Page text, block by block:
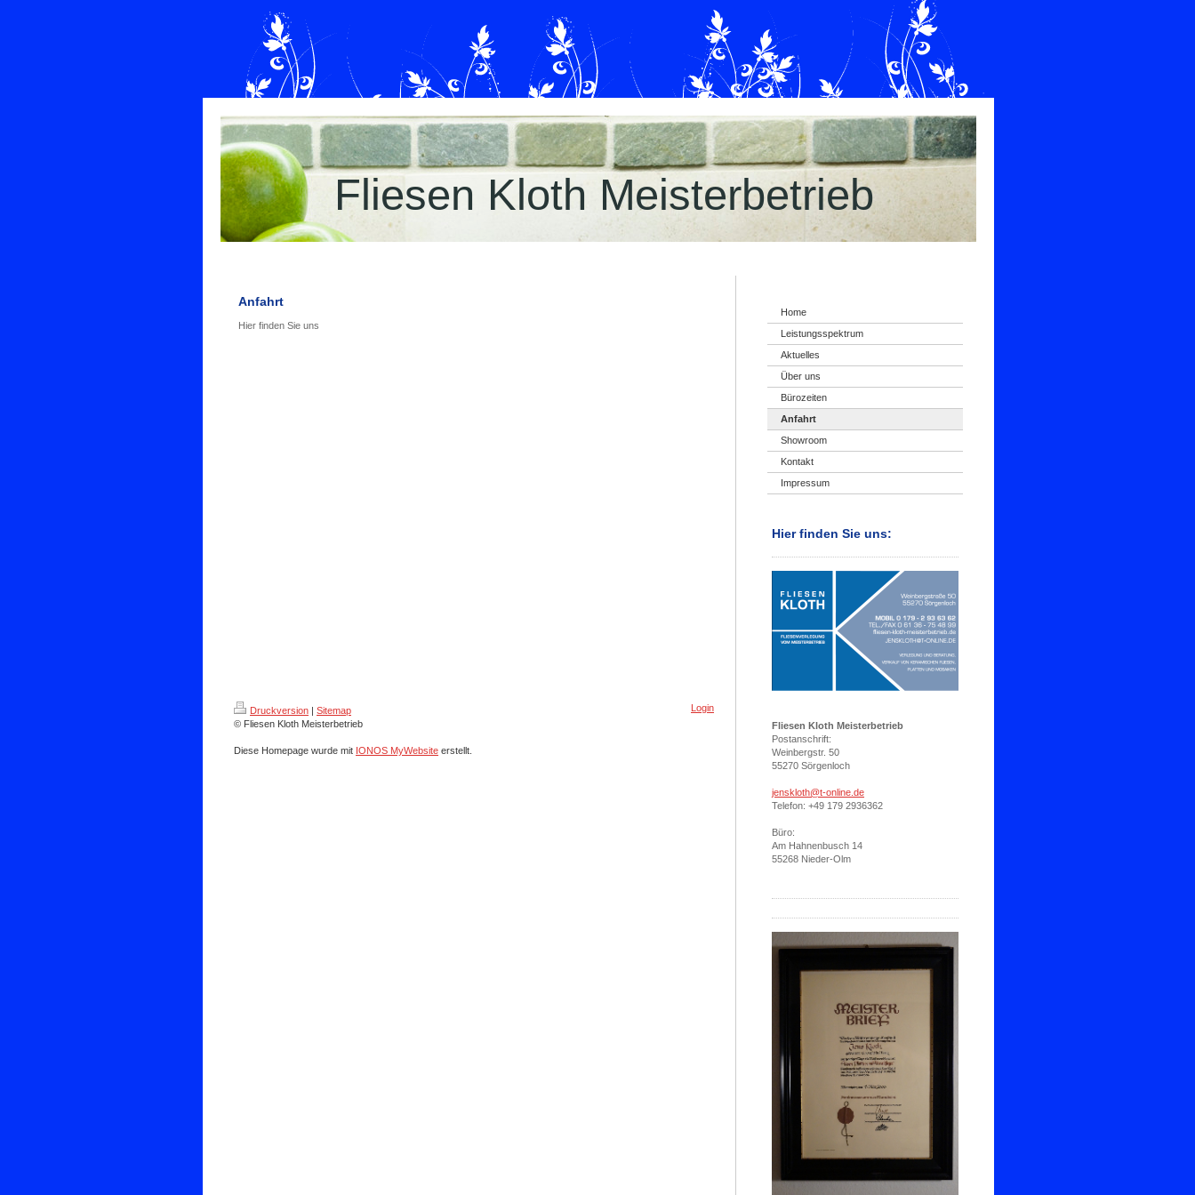
Fliesen Kloth Meisterbetrieb
Anfahrt
Hier finden Sie uns
Druckversion | Sitemap
© Fliesen Kloth Meisterbetrieb
Diese Homepage wurde mit IONOS MyWebsite erstellt.
Login
Home
Leistungsspektrum
Aktuelles
Über uns
Bürozeiten
Anfahrt
Showroom
Kontakt
Impressum
Hier finden Sie uns:
Fliesen Kloth Meisterbetrieb
Postanschrift:
Weinbergstr. 50
55270 Sörgenloch
jenskloth@t-online.de
Telefon: +49 179 2936362
Büro:
Am Hahnenbusch 14
55268 Nieder-Olm